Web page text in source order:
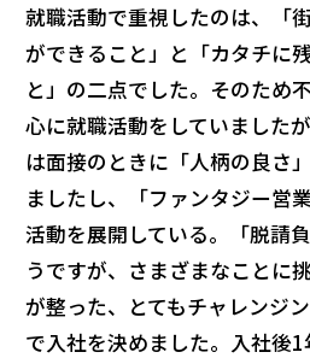
就職活動で重視したのは、「
ができること」と「カタチに
と」の二点でした。そのため
心に就職活動をしていました
は面接のときに「人柄の良さ
ましたし、「ファンタジー営
活動を展開している。「脱請
うですが、さまざまなことに
が整った、とてもチャレンジ
で入社を決めました。入社後